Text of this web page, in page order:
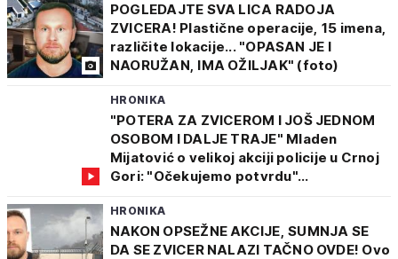
POGLEDAJTE SVA LICA RADOJA
ZVICERA! Plastične operacije, 15 imena,
različite lokacije... "OPASAN JE I
NAORUŽAN, IMA OŽILJAK" (foto)
HRONIKA
"POTERA ZA ZVICEROM I JOŠ JEDNOM
OSOBOM I DALJE TRAJE" Mladen
Mijatović o velikoj akciji policije u Crnoj
Gori: "Očekujemo potvrdu"...
HRONIKA
NAKON OPSEŽNE AKCIJE, SUMNJA SE
DA SE ZVICER NALAZI TAČNO OVDE! Ovo